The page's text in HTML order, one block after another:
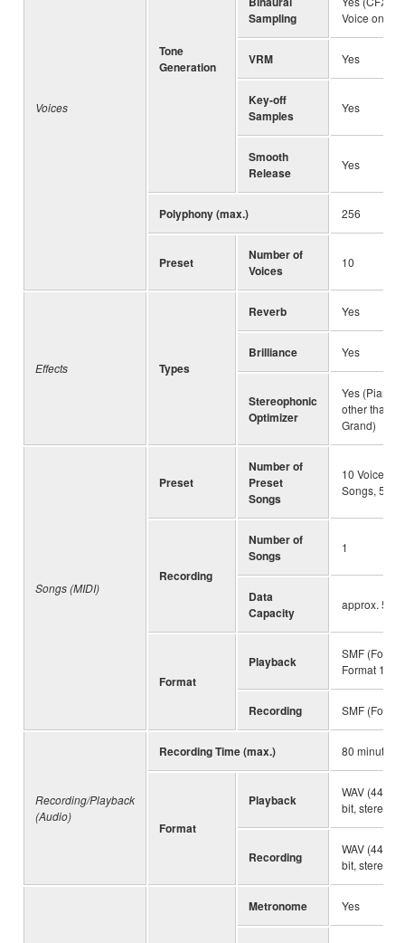
Voices
Tone
Generation
Sampling
Voice only)
VRM Yes
Key-off
Samples
Yes
Smooth
Release
Yes
Polyphony (max.) 256
Preset
Number of
Voices
10
Effects Types
Reverb Yes
Brilliance Yes
Stereophonic
Optimizer
Yes (Piano
other than
Grand)
Songs (MIDI)
Preset
Number of
Preset
Songs
10 Voice
Songs, 50
Recording
Number of
Songs
1
Data
Capacity
approx. 550
Format
Playback
SMF
Format 1)
Recording SMF
Recording/Playback
(Audio)
Recording Time (max.) 80 minutes/
Format
Playback
WAV (44.1
bit, stereo)
Recording
WAV (44.1
bit, stereo)
Metronome Yes